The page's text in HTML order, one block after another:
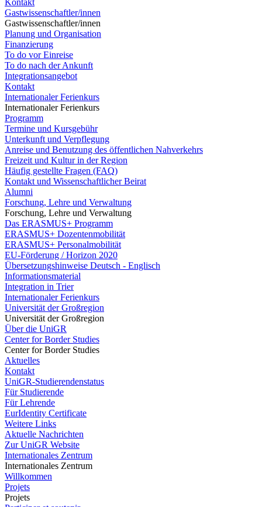
Kontakt
Gastwissenschaftler/innen
Gastwissenschaftler/innen
Planung und Organisation
Finanzierung
To do vor Einreise
To do nach der Ankunft
Integrationsangebot
Kontakt
Internationaler Ferienkurs
Internationaler Ferienkurs
Programm
Termine und Kursgebühr
Unterkunft und Verpflegung
Anreise und Benutzung des öffentlichen Nahverkehrs
Freizeit und Kultur in der Region
Häufig gestellte Fragen (FAQ)
Kontakt und Wissenschaftlicher Beirat
Alumni
Forschung, Lehre und Verwaltung
Forschung, Lehre und Verwaltung
Das ERASMUS+ Programm
ERASMUS+ Dozentenmobilität
ERASMUS+ Personalmobilität
EU-Förderung / Horizon 2020
Übersetzungshinweise Deutsch - Englisch
Informationsmaterial
Integration in Trier
Internationaler Ferienkurs
Universität der Großregion
Universität der Großregion
Über die UniGR
Center for Border Studies
Center for Border Studies
Aktuelles
Kontakt
UniGR-Studierendenstatus
Für Studierende
Für Lehrende
EurIdentity Certificate
Weitere Links
Aktuelle Nachrichten
Zur UniGR Website
Internationales Zentrum
Internationales Zentrum
Willkommen
Projets
Projets